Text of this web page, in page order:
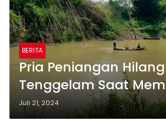
BERITA
Pria Peniangan
Tenggelam Saat
Sungai Way
Lampung Timur
Juli 21, 2024